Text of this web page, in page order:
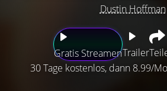
Dustin Hoffman
Gratis StreamenTrailer
30 Tage kostenlos, dann 8.99/